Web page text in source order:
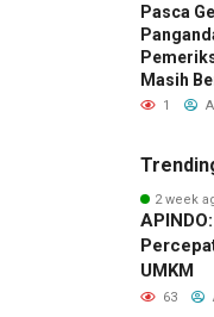
Pasca
Masih
1
2 week
UMKM
63